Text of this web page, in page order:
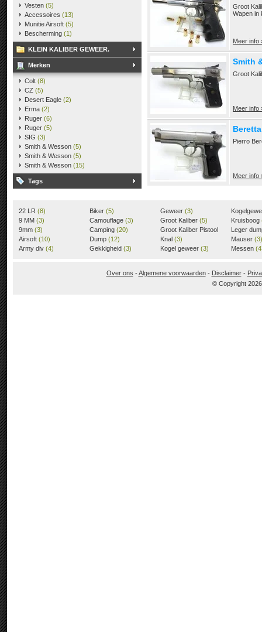
Vesten (5)
Accessoires (13)
Munitie Airsoft (5)
Bescherming (1)
KLEIN KALIBER GEWEER.
Merken
Colt (8)
CZ (5)
Desert Eagle (2)
Erma (2)
Ruger (6)
Ruger (5)
SIG (3)
Smith & Wesson (5)
Smith & Wesson (5)
Smith & Wesson (15)
Tags
Groot
Wapen in
Meer info
Smith
Groot
Meer info
Pierro
Meer info
22 LR (8)
9 MM (3)
9mm (3)
Airsoft (10)
Army div (4)
Biker (5)
Camouflage (3)
Camping (20)
Dump (12)
Gekkigheid (3)
Geweer (3)
Groot Kaliber (5)
Groot Kaliber Pistool
(3)
Knal (3)
Kogel geweer (3)
Kruisboog
Leger
Mauser (3)
Messen
Over ons -Algemene voorwaarden- Disclaimer-
© Copyright